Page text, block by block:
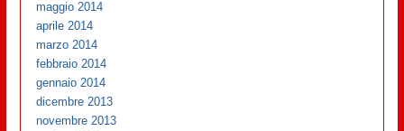
maggio 2014
aprile 2014
marzo 2014
febbraio 2014
gennaio 2014
dicembre 2013
novembre 2013